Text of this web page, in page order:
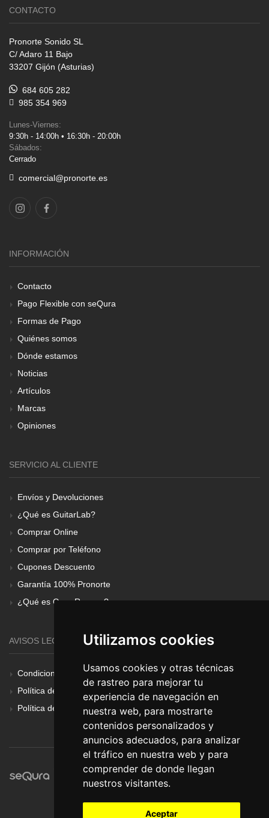
Utilizamos cookies
Usamos cookies y otras técnicas
de rastreo para mejorar tu
experiencia de navegación en
nuestra web, para mostrarte
contenidos personalizados y
anuncios adecuados, para analizar
el tráfico en nuestra web y para
comprender de donde llegan
nuestros visitantes.
Aceptar
CONTACTO
Pronorte Sonido SL
C/ Adaro 11 Bajo
33207 Gijón (Asturias)
684 605 282
985 354 969
Lunes-Viernes:
9:30h - 14:00h • 16:30h - 20:00h
Sábados:
Cerrado
comercial@pronorte.es
INFORMACIÓN
Contacto
Pago Flexible con seQura
Formas de Pago
Quiénes somos
Dónde estamos
Noticias
Artículos
Marcas
Opiniones
SERVICIO AL CLIENTE
Envíos y Devoluciones
¿Qué es GuitarLab?
Comprar Online
Comprar por Teléfono
Cupones Descuento
Garantía 100% Pronorte
¿Qué es Gear Renove?
AVISOS LEGALES
Condiciones Generales
Política de Cookies
Política de Privacidad